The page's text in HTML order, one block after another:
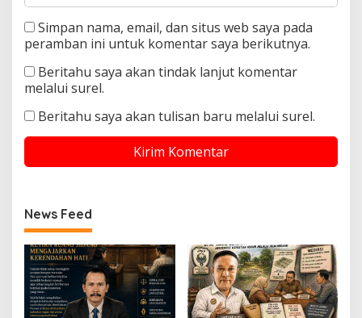
Simpan nama, email, dan situs web saya pada
peramban ini untuk komentar saya berikutnya.
Beritahu saya akan tindak lanjut komentar
melalui surel.
Beritahu saya akan tulisan baru melalui surel.
News Feed